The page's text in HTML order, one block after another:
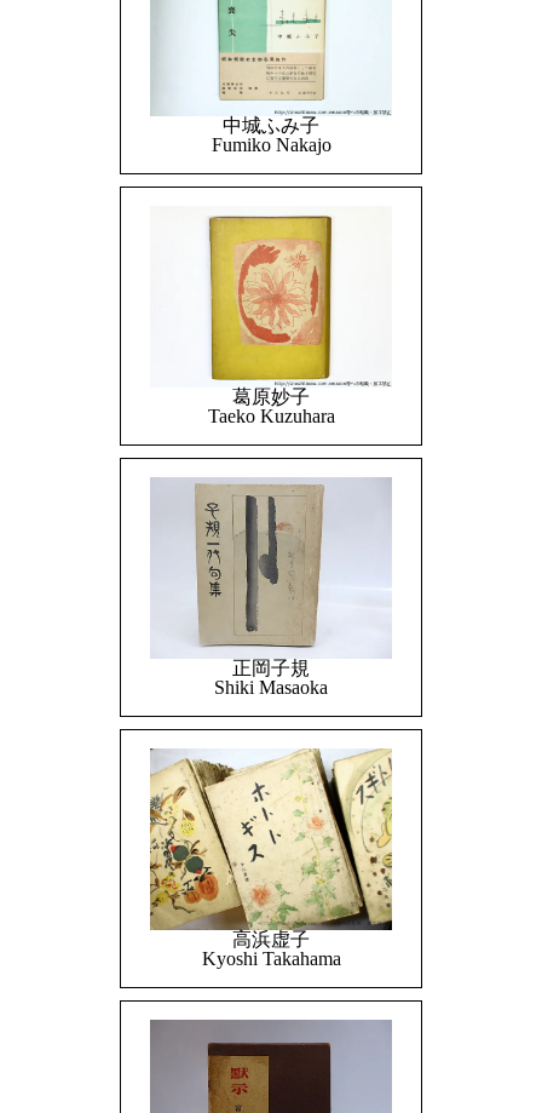
中城ふみ子
Fumiko Nakajo
葛原妙子
Taeko Kuzuhara
正岡子規
Shiki Masaoka
高浜虚子
Kyoshi Takahama